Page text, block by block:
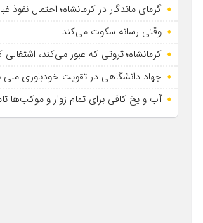
گرمای ماندگار در کرمانشاه؛ احتمال نفوذ
وقتی رسانه سکوت می‌کند…
کرمانشاه؛ ثروتی که عبور می‌کند،
جهاد دانشگاهی در تقویت خودباوری
آب و یخ کافی برای تمام زوار و موکب‌ها